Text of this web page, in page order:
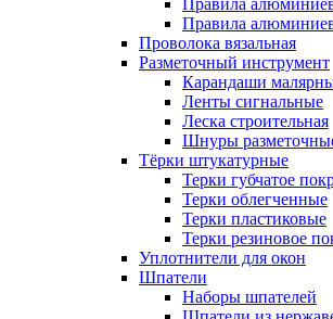
Правила
Правила
Проволока вязальная
Разметочный инструмент
Карандаши
Ленты сигнальные
Леска строительная
Шнуры
Тёрки штукатурные
Терки губчатое
Терки облегченные
Терки пластиковые
Терки резиновое
Уплотнители для окон
Шпатели
Наборы шпателей